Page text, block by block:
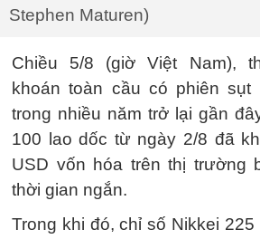
Stephen Maturen)
Chiều 5/8 (giờ Việt Nam),
khoán toàn cầu có phiên sụt
trong nhiều năm trở lại gần
100 lao dốc từ ngày 2/8 đã
USD vốn hóa trên thị trường
thời gian ngắn.
Trong khi đó, chỉ số Nikkei